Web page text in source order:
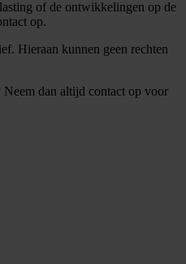
of de ontwikkelingen op de
op.
Hieraan kunnen geen rechten
dan altijd contact op voor